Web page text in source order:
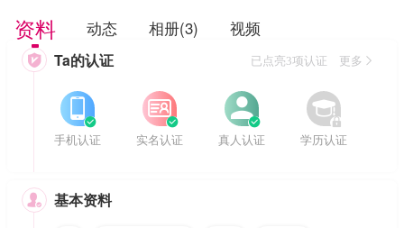
资料 动态 相册(3) 视频
 Ta的认证 已点亮3项认证 更多


手机认证


实名认证


真人认证


学历认证
 基本资料